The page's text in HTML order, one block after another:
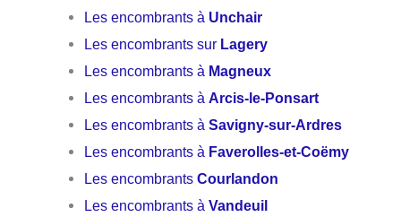
Les encombrants à Unchair
Les encombrants sur Lagery
Les encombrants à Magneux
Les encombrants àArcis-le-Ponsart
Les encombrants àSavigny-sur-Ardres
Les encombrants à Faverolles-et-Coëmy
Les encombrantsCourlandon
Les encombrants àVandeuil